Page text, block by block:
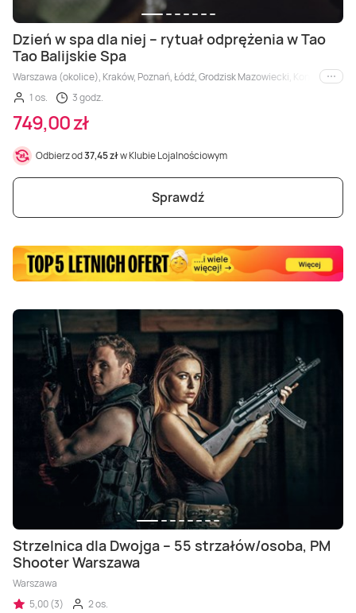
Masaż orientalny
Dzień w spa dla niej – rytuał odprężenia w Tao
Tao Balijskie Spa
Warszawa (okolice), Kraków, Poznań, Łódź, Grodzisk Mazowiecki, Konin, Płock,
i inne
1 os.
3 godz.
749,00 zł
Odbierz od37,45 złw Klubie Lojalnościowym
Sprawdź
Strzelnica dla Dwojga – 55 strzałów/osoba, PM
Shooter Warszawa
Warszawa
5,00 (3)
2 os.